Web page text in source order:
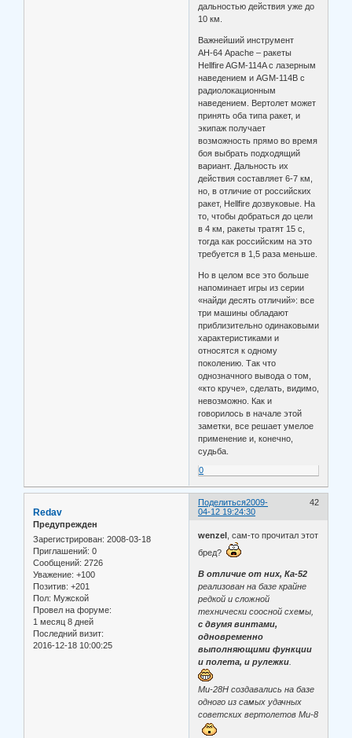
дальностью действия уже до
10 км.
Важнейший инструмент
АН-64 Apache – ракеты
Hellfire AGM-114A с лазерным
наведением и AGM-114B с
радиолокационным
наведением. Вертолет может
принять оба типа ракет, и
экипаж получает
возможность прямо во время
боя выбрать подходящий
вариант. Дальность их
действия составляет 6-7 км,
но, в отличие от российских
ракет, Hellfire дозвуковые. На
то, чтобы добраться до цели
в 4 км, ракеты тратят 15 с,
тогда как российским на это
требуется в 1,5 раза меньше.
Но в целом все это больше
напоминает игры из серии
«найди десять отличий»: все
три машины обладают
приблизительно одинаковыми
характеристиками и
относятся к одному
поколению. Так что
однозначного вывода о том,
«кто круче», сделать, видимо,
невозможно. Как и
говорилось в начале этой
заметки, все решает умелое
применение и, конечно,
судьба.
0
Поделиться 42
2009-
04-12 19:24:30
Redav
Предупрежден
Зарегистрирован: 2008-03-18
Приглашений: 0
Сообщений: 2726
Уважение: +100
Позитив: +201
Пол: Мужской
Провел на форуме:
1 месяц 8 дней
Последний визит:
2016-12-18 10:00:25
wenzel , сам-то прочитал этот
бред?
В отличие от них, Ка-52
реализован на базе крайне
редкой и сложной
технически соосной схемы,
с двумя винтами,
одновременно
выполняющими функции
и полета, и рулежки
Ми-28Н создавались на базе
одного из самых удачных
советских вертолетов Ми-8